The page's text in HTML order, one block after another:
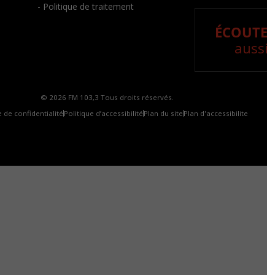
- Politique de traitement
© 2026 FM 103,3 Tous droits réservés.
de confidentialité Politique d’accessibilité Plan du site Plan d'accessibilite